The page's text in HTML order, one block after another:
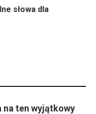
słowa dla
na ten wyjątkowy